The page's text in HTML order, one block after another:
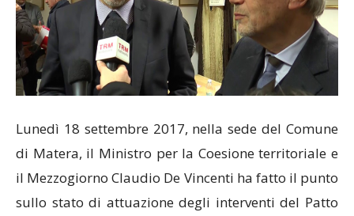
Lunedì 18 settembre 2017, nella sede del Comune
di Matera, il Ministro per la Coesione territoriale e
il Mezzogiorno Claudio De Vincenti ha fatto il punto
sullo stato di attuazione degli interventi del Patto